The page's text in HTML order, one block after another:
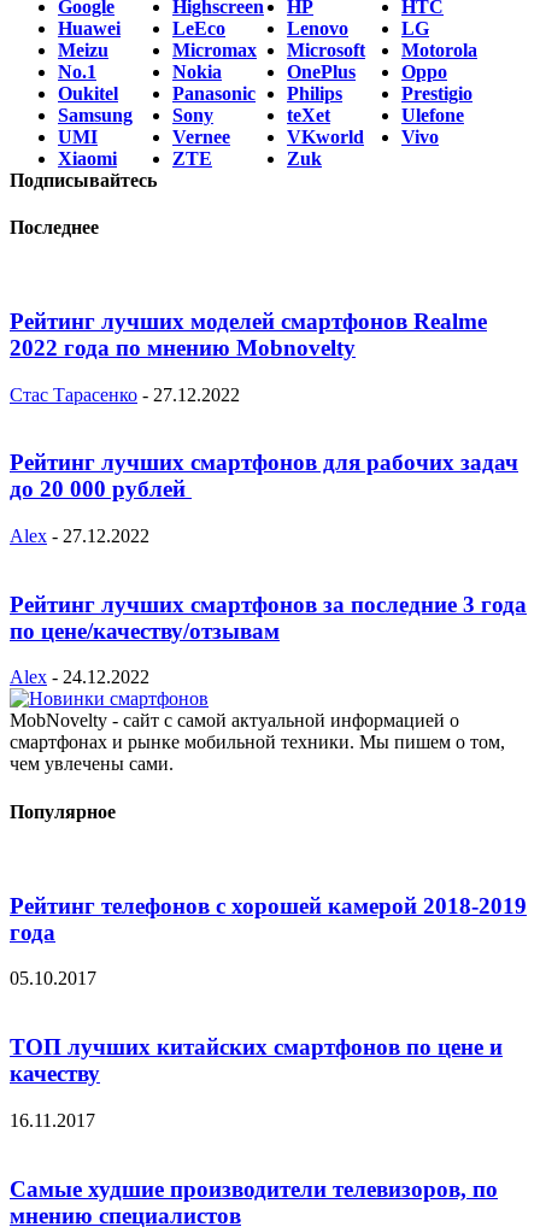
Google
Highscreen HP
HTC
Huawei
LeEco Lenovo
LG
Meizu
Micromax Microsoft
Motorola
No.1
Nokia OnePlus
Oppo
Oukitel
Panasonic Philips
Prestigio
Samsung
Sony teXet
Ulefone
UMI
Vernee VKworld
Vivo
Xiaomi
ZTE
Zuk
Подписывайтесь
Последнее
Рейтинг лучших моделей смартфонов Realme
2022 года по мнению Mobnovelty
Стас Тарасенко - 27.12.2022
Рейтинг лучших смартфонов для рабочих задач
до 20 000 рублей
Alex - 27.12.2022
Рейтинг лучших смартфонов за последние 3 года
по цене/качеству/отзывам
Alex - 24.12.2022
MobNovelty - сайт с самой актуальной информацией о
смартфонах и рынке мобильной техники. Мы пишем о том,
чем увлечены сами.
Популярное
Рейтинг телефонов с хорошей камерой 2018-2019
года
05.10.2017
ТОП лучших китайских смартфонов по цене и
качеству
16.11.2017
Самые худшие производители телевизоров, по
мнению специалистов